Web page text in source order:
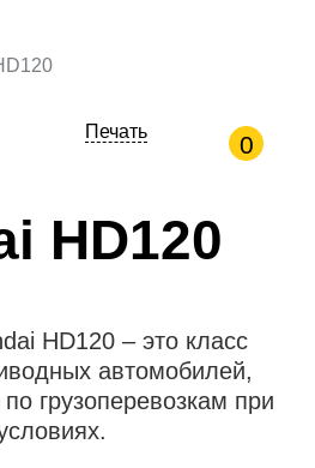
Печать 0
HD120
HD120 – это класс
автомобилей,
грузоперевозкам при